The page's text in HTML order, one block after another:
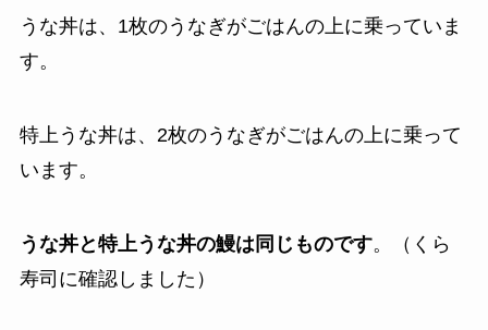
うな丼は、1枚のうなぎがごはんの上に乗っていま
す。
特上うな丼は、2枚のうなぎがごはんの上に乗って
います。
うな丼と特上うな丼の鰻は同じものです。（くら
寿司に確認しました）